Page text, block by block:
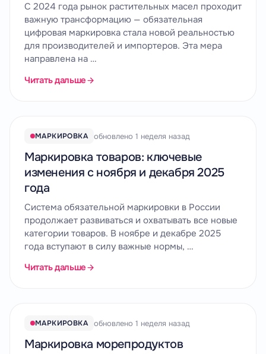
С 2024 года рынок растительных масел проходит
важную трансформацию — обязательная
цифровая маркировка стала новой реальностью
для производителей и импортеров. Эта мера
направлена на …
Читать дальше
МАРКИРОВКА обновлено 1 неделя назад
Маркировка товаров: ключевые
изменения с ноября и декабря 2025
года
Система обязательной маркировки в России
продолжает развиваться и охватывать все новые
категории товаров. В ноябре и декабре 2025
года вступают в силу важные нормы, …
Читать дальше
МАРКИРОВКА обновлено 1 неделя назад
Маркировка морепродуктов